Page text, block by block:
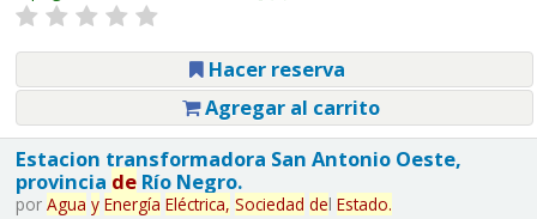
Hacer reserva
Agregar al carrito
Estacion transformadora San Antonio Oeste,
provincia deRío Negro.
por Agua y Energía Eléctrica, Sociedad del Estado.